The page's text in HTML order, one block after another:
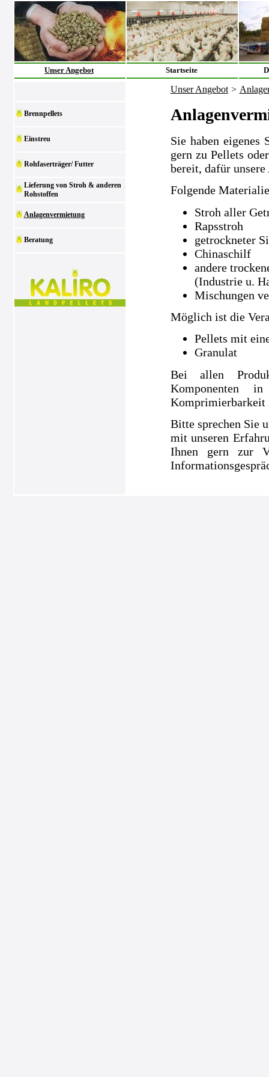
Unser Angebot Startseite
Brennpellets
Einstreu
Rohfaserträger/ Futter
Lieferung von Stroh & anderen
Rohstoffen
Anlagenvermietung
Beratung
Unser Angebot >
Sie haben eigenes
gern zu Pellets
bereit, dafür
Folgende
Stroh aller
Rapsstroh
getrockneter
Chinaschilf
andere
(Industrie u.
Mischungen
Möglich ist die
Pellets mit
Granulat
Bei allen
Komponenten
Bitte sprechen Sie
mit unseren
Ihnen gern zur